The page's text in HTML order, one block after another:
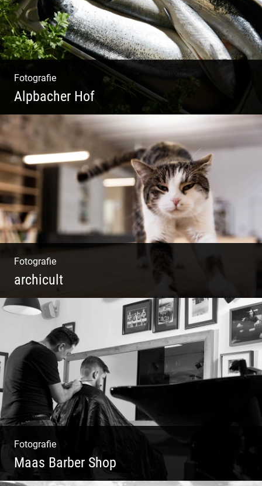
Fotografie
Alpbacher Hof
Vorzügliche Weine | Gourmet Küche | Feiste
Kulinarik | Genuss Urlaub
Fotografie
archicult
Lesen & Inspirieren | Messen & Verlegen |
Zeichnen & Malen | Planen & Bauen
Fotografie
Maas Barber Shop